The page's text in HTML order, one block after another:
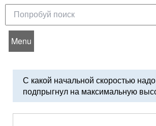
Menu
С какой начальной скоростью
подпрыгнул на максимальную